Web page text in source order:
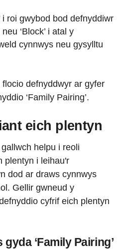
i roi gwybod bod defnyddiwr
‘Block’ i atal y
cynnwys neu gysylltu
defnyddwyr ar gyfer
‘Family Pairing’.
eich plentyn
gallwch helpu i reoli
plentyn i leihau'r
dod ar draws cynnwys
Gellir gwneud y
cyfrif eich plentyn
‘Family Pairing’